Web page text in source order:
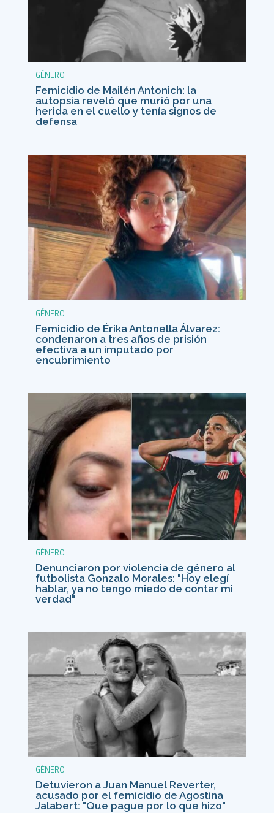
GÉNERO
Femicidio de Mailén Antonich: la
autopsia reveló que murió por una
herida en el cuello y tenía signos de
defensa
GÉNERO
Femicidio de Érika Antonella Álvarez:
condenaron a tres años de prisión
efectiva a un imputado por
encubrimiento
GÉNERO
Denunciaron por violencia de género al
futbolista Gonzalo Morales: "Hoy elegí
hablar, ya no tengo miedo de contar mi
verdad"
GÉNERO
Detuvieron a Juan Manuel Reverter,
acusado por el femicidio de Agostina
Jalabert: "Que pague por lo que hizo"